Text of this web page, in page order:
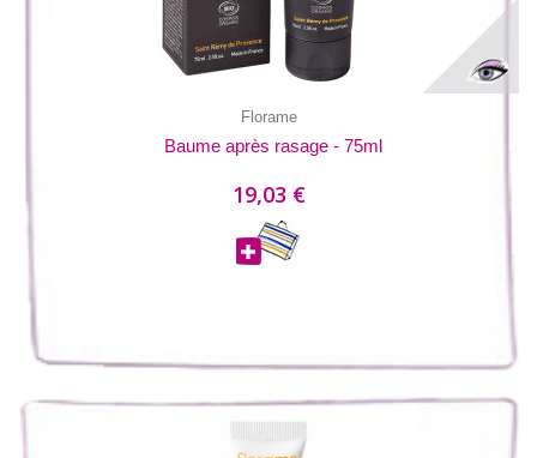
Florame
Baume après rasage - 75ml
19,03 €